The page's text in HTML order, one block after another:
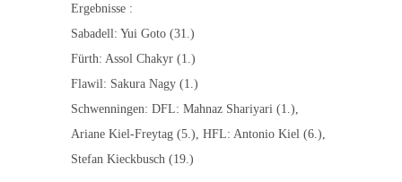
Ergebnisse :
Sabadell: Yui Goto (31.)
Fürth: Assol Chakyr (1.)
Flawil: Sakura Nagy (1.)
Schwenningen: DFL: Mahnaz Shariyari (1.),
Ariane Kiel-Freytag (5.), HFL: Antonio Kiel (6.),
Stefan Kieckbusch (19.)